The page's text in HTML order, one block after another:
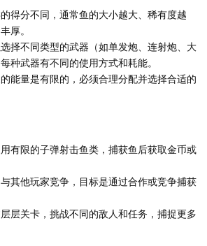
的得分不同，通常鱼的大小越大、稀有度越
厚。
选择不同类型的武器（如单发炮、连射炮、大
种武器有不同的使用方式和耗能。
的能量是有限的，必须合理分配并选择合适的
用有限的子弹射击鱼类，捕获鱼后获取金币或
与其他玩家竞争，目标是通过合作或竞争捕获
层层关卡，挑战不同的敌人和任务，捕捉更多